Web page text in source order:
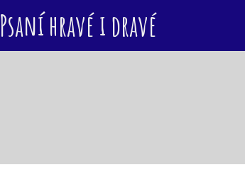
Psaní hravé i dravé